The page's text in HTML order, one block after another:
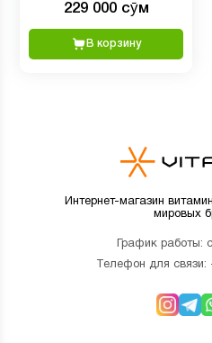
229 000 сӯм
В корзину
Интернет-магазин
мировых
График работы:
Телефон для связи: